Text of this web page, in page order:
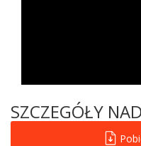
SZCZEGÓŁY